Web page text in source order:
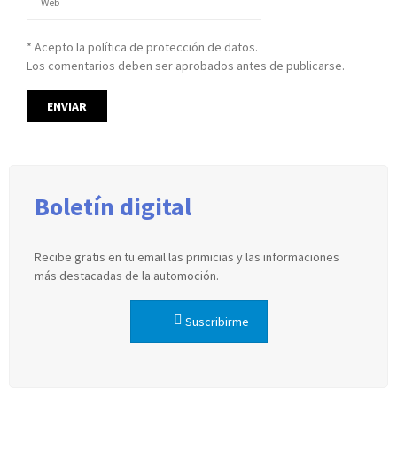
* Acepto la política de protección de datos.
Los comentarios deben ser aprobados antes de publicarse.
Boletín digital
Recibe gratis en tu email las primicias y las informaciones
más destacadas de la automoción.
Suscribirme